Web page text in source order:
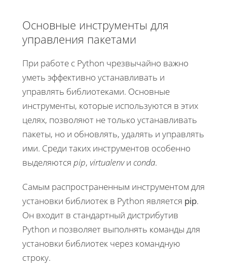
Основные инструменты для
управления пакетами
При работе с Python чрезвычайно важно
уметь эффективно устанавливать и
управлять библиотеками. Основные
инструменты, которые используются в этих
целях, позволяют не только устанавливать
пакеты, но и обновлять, удалять и управлять
ими. Среди таких инструментов особенно
выделяются pip, virtualenvи conda.
Самым распространенным инструментом для
установки библиотек в Python является pip.
Он входит в стандартный дистрибутив
Python и позволяет выполнять команды для
установки библиотек через командную
строку.